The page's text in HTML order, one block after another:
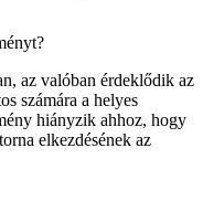
az valóban érdeklődik az
számára a helyes
hiányzik ahhoz, hogy
elkezdésének az